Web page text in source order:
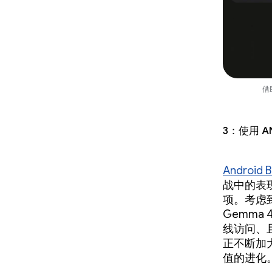
3：使用
Android
战中的表
项。考虑
Gemma
线访问、
正不断加
值的进化